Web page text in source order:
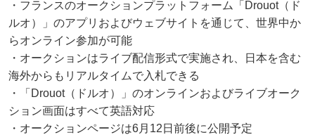
・フランスのオークションプラットフォーム「Drouot（ド
ルオ）」のアプリおよびウェブサイトを通じて、世界中か
らオンライン参加が可能
・オークションはライブ配信形式で実施され、日本を含む
海外からもリアルタイムで入札できる
・「Drouot（ドルオ）」のオンラインおよびライブオーク
ション画面はすべて英語対応
・オークションページは6月12日前後に公開予定